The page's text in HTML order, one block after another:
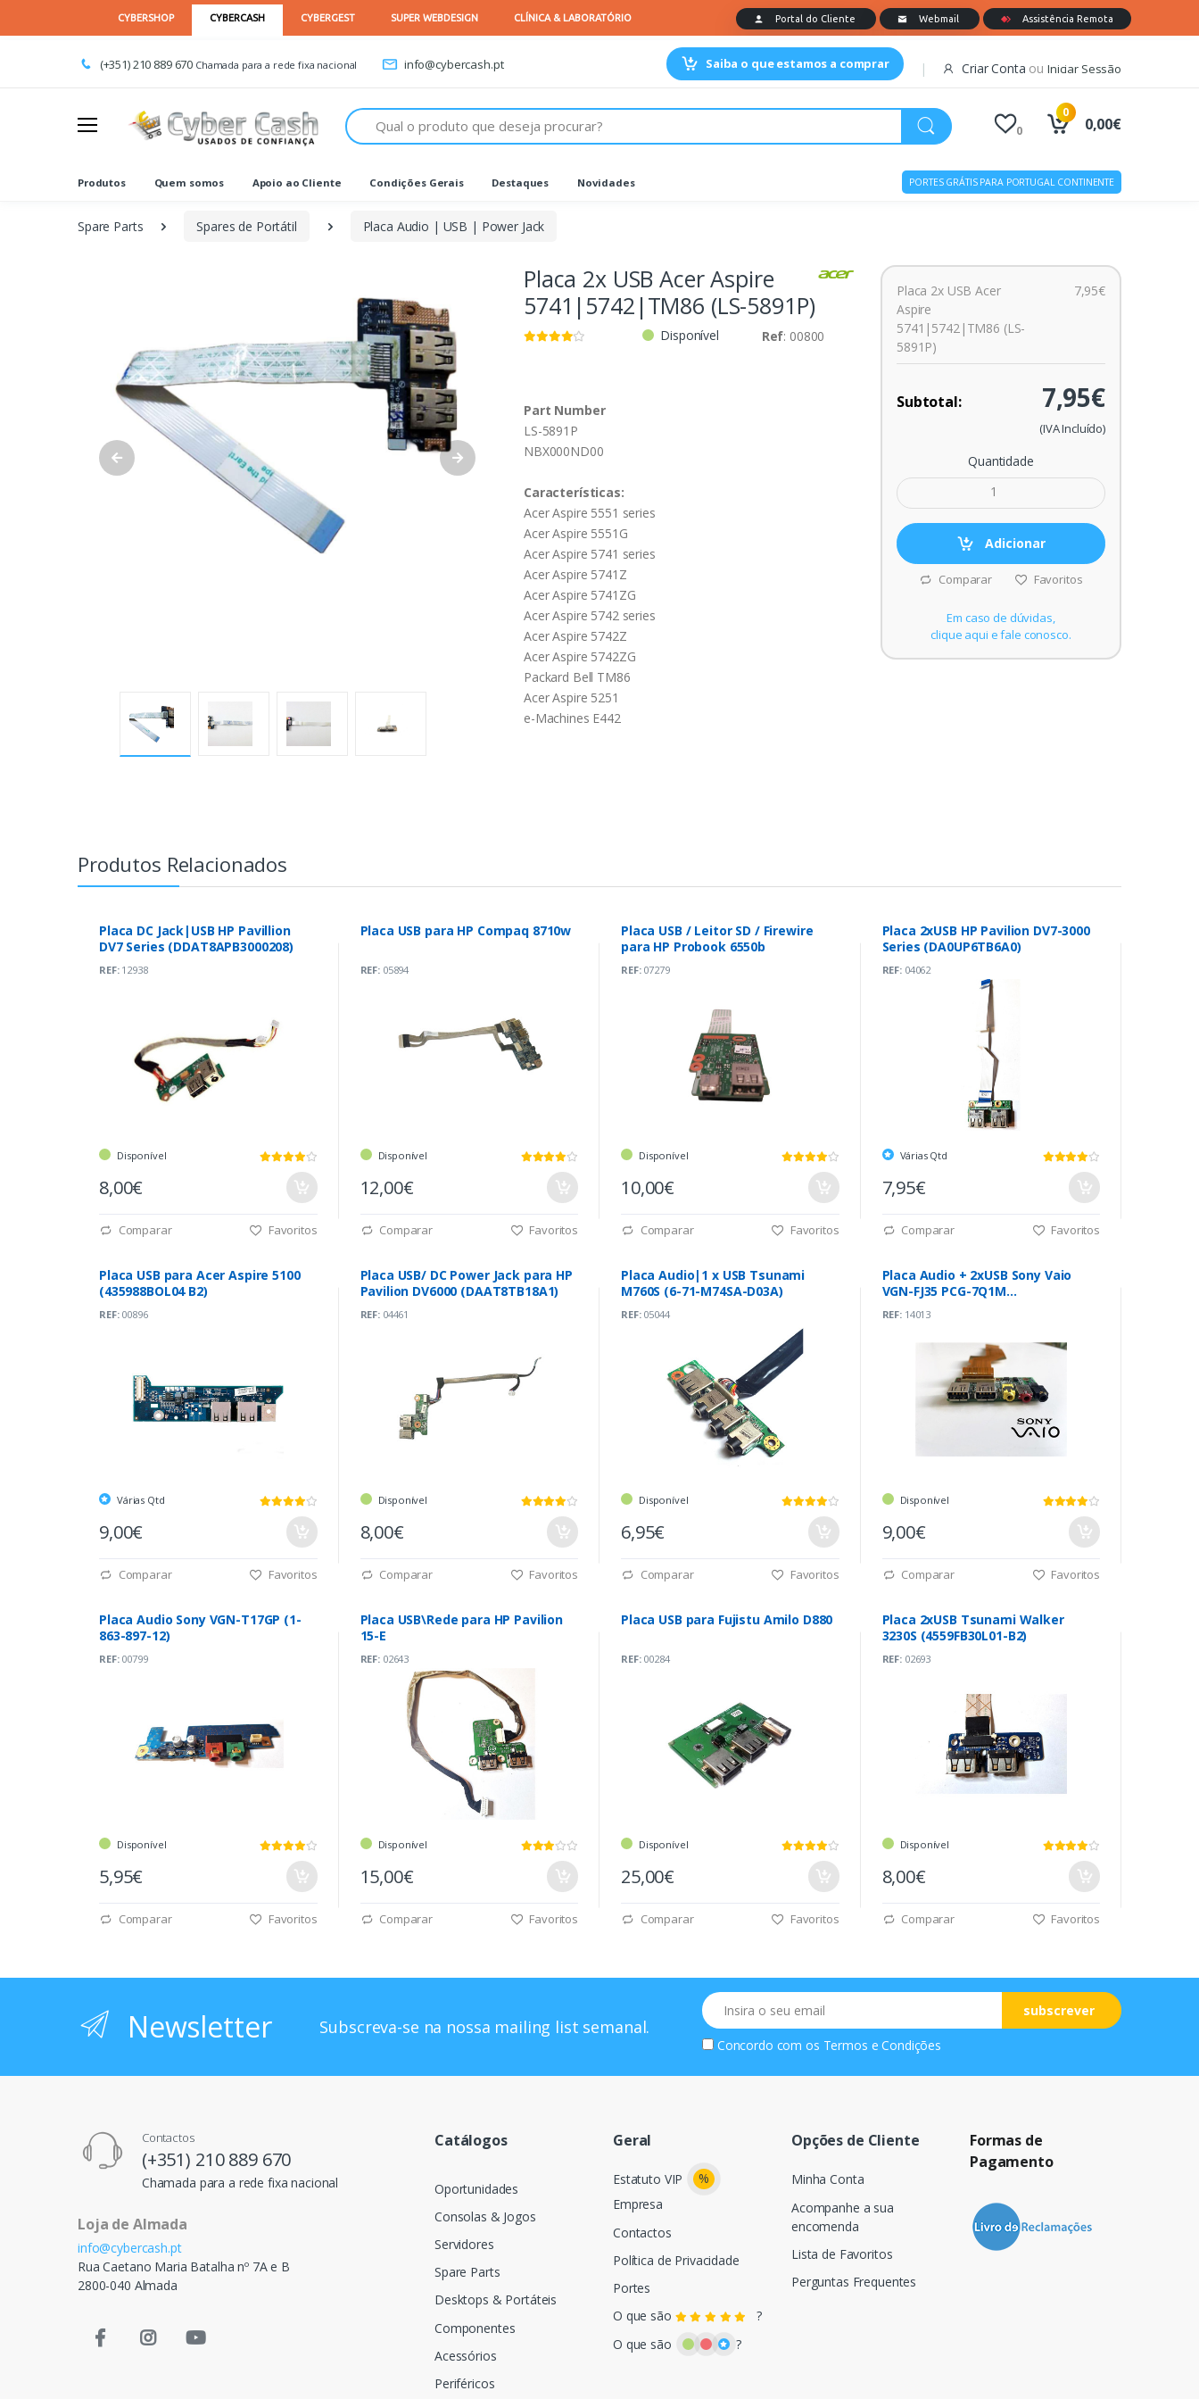
(+351) 210 889 670 Chamada para a rede fixa nacional info@cybercash.pt Saiba o que estamos a comprar Criar Conta ouIniciar Sessão
Procurar
0
0
0,00€
Produtos Quem somos Apoio ao Cliente Condições Gerais Destaques Novidades PORTES GRÁTIS PARA PORTUGAL CONTINENTE
Spare Parts Spares de Portátil Placa Audio | USB | Power Jack
Placa 2x USB Acer Aspire
5741|5742|TM86 (LS-5891P)
Disponível Ref: 00800
Part Number
LS-5891P
NBX000ND00
Características:
Acer Aspire 5551 series
Acer Aspire 5551G
Acer Aspire 5741 series
Acer Aspire 5741Z
Acer Aspire 5741ZG
Acer Aspire 5742 series
Acer Aspire 5742Z
Acer Aspire 5742ZG
Packard Bell TM86
Acer Aspire 5251
e-Machines E442
Placa 2x USB Acer
Aspire
5741|5742|TM86 (LS-
5891P)
7,95€
Subtotal: 7,95€
(IVA Incluído)
Quantidade
Adicionar
Comparar Favoritos
Em caso de dúvidas,
clique aqui e fale conosco.
Produtos Relacionados
Placa DC Jack|USB HP Pavillion
DV7 Series (DDAT8APB3000208)
REF:12938
Disponível
8,00€
Comparar Favoritos
Placa USB para HP Compaq 8710w
REF:05894
Disponível
12,00€
Comparar Favoritos
Placa USB / Leitor SD / Firewire
para HP Probook 6550b
REF:07279
Disponível
10,00€
Comparar Favoritos
Placa 2xUSB HP Pavilion DV7-3000
Series (DA0UP6TB6A0)
REF:04062
Várias Qtd
7,95€
Comparar Favoritos
Placa USB para Acer Aspire 5100
(435988BOL04 B2)
REF:00896
Várias Qtd
9,00€
Comparar Favoritos
Placa USB/ DC Power Jack para HP
Pavilion DV6000 (DAAT8TB18A1)
REF:04461
Disponível
8,00€
Comparar Favoritos
Placa Audio|1 x USB Tsunami
M760S (6-71-M74SA-D03A)
REF:05044
Disponível
6,95€
Comparar Favoritos
Placa Audio + 2xUSB Sony Vaio
VGN-FJ35 PCG-7Q1M
(22RD1AB0005)
REF:14013
Disponível
9,00€
Comparar Favoritos
Placa Audio Sony VGN-T17GP (1-
863-897-12)
REF:00799
Disponível
5,95€
Comparar Favoritos
Placa USB\Rede para HP Pavilion
15-E
REF:02643
Disponível
15,00€
Comparar Favoritos
Placa USB para Fujistu Amilo D880
REF:00284
Disponível
25,00€
Comparar Favoritos
Placa 2xUSB Tsunami Walker
3230S (4559FB30L01-B2)
REF:02693
Disponível
8,00€
Comparar Favoritos
Newsletter Subscreva-se na nossa mailing list semanal.
Email
subscrever
Concordo com os Termos e Condições
Contactos
(+351) 210 889 670
Chamada para a rede fixa nacional
Loja de Almada
info@cybercash.pt
Rua Caetano Maria Batalha nº 7A e B
2800-040 Almada
Catálogos
Oportunidades
Consolas & Jogos
Servidores
Spare Parts
Desktops & Portáteis
Componentes
Acessórios
Periféricos
Geral
Estatuto VIP
%
Empresa
Contactos
Política de Privacidade
Portes
O que são
?
O que são
?
Opções de Cliente
Minha Conta
Acompanhe a sua
encomenda
Lista de Favoritos
Perguntas Frequentes
Formas de
Pagamento